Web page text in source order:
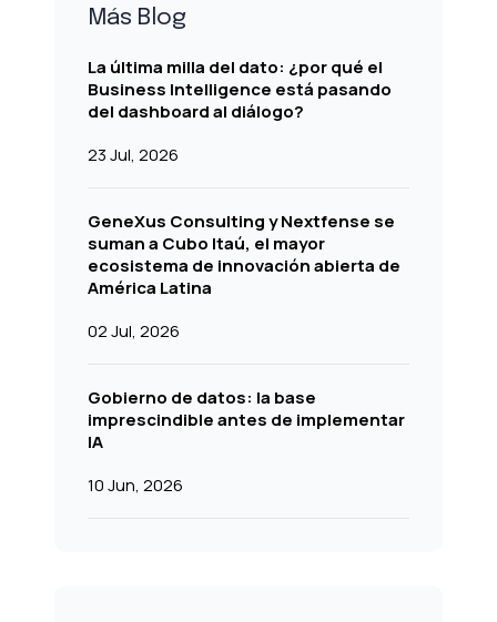
Más Blog
La última milla del dato: ¿por qué el
Business Intelligence está pasando
del dashboard al diálogo?
23 Jul, 2026
GeneXus Consulting y Nextfense se
suman a Cubo Itaú, el mayor
ecosistema de innovación abierta de
América Latina
02 Jul, 2026
Gobierno de datos: la base
imprescindible antes de implementar
IA
10 Jun, 2026